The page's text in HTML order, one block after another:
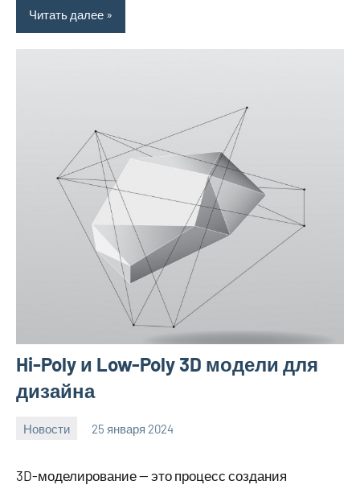
Читать далее
Hi-Poly и Low-Poly 3D модели для
дизайна
Новости 25 января 2024
3D-моделирование — это процесс создания